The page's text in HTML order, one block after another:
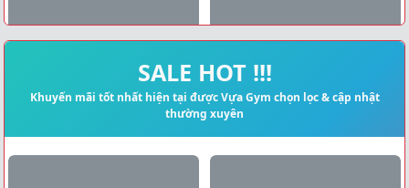
SALE HOT !!!
Khuyến mãi tốt nhất hiện tại được Vựa Gym chọn lọc & cập nhật
thường xuyên